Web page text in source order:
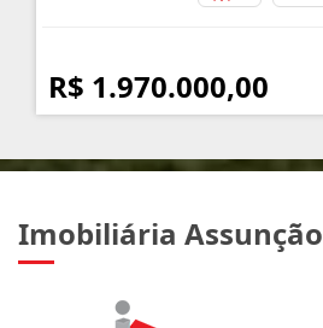
R$ 1.970.000,00
Imobiliária Assunção